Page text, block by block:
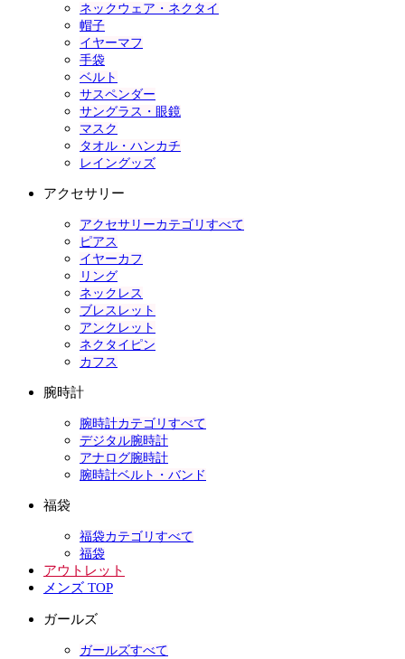
ネックウェア・ネクタイ
帽子
イヤーマフ
手袋
ベルト
サスペンダー
サングラス・眼鏡
マスク
タオル・ハンカチ
レイングッズ
アクセサリー
アクセサリーカテゴリすべて
ピアス
イヤーカフ
リング
ネックレス
ブレスレット
アンクレット
ネクタイピン
カフス
腕時計
腕時計カテゴリすべて
デジタル腕時計
アナログ腕時計
腕時計ベルト・バンド
福袋
福袋カテゴリすべて
福袋
アウトレット
メンズ TOP
ガールズ
ガールズすべて